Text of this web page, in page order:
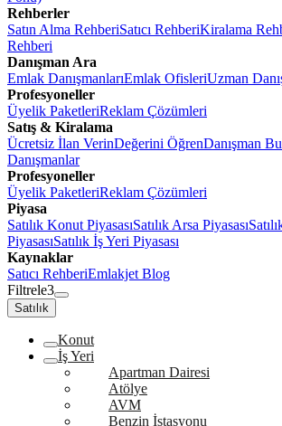
Rehberler
Satın Alma RehberiSatıcı RehberiKiralama
Rehberi
Danışman Ara
Emlak DanışmanlarıEmlak OfisleriUzman
Profesyoneller
Üyelik PaketleriReklam Çözümleri
Satış & Kiralama
Ücretsiz İlan VerinDeğerini ÖğrenDanışman
Danışmanlar
Profesyoneller
Üyelik PaketleriReklam Çözümleri
Piyasa
Satılık Konut PiyasasıSatılık Arsa Piyasası
PiyasasıSatılık İş Yeri Piyasası
Kaynaklar
Satıcı RehberiEmlakjet Blog
Filtrele3
Satılık
Konut
İş Yeri
Apartman Dairesi
Atölye
AVM
Benzin İstasyonu